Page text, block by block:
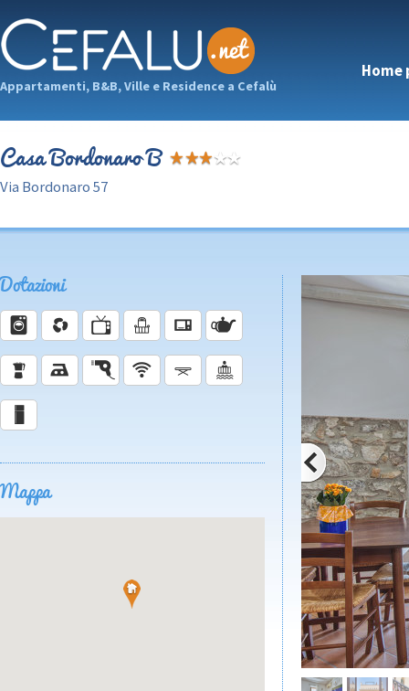
Appartamenti, B&B, Ville e Residence a Cefalù
Home
Casa Bordonaro B
Via Bordonaro 57
Dotazioni
Mappa